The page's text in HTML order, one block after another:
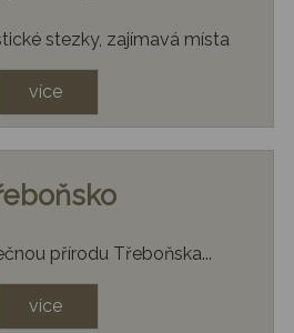
stezky, zajímavá místa
více
přírodu Třeboňska...
více